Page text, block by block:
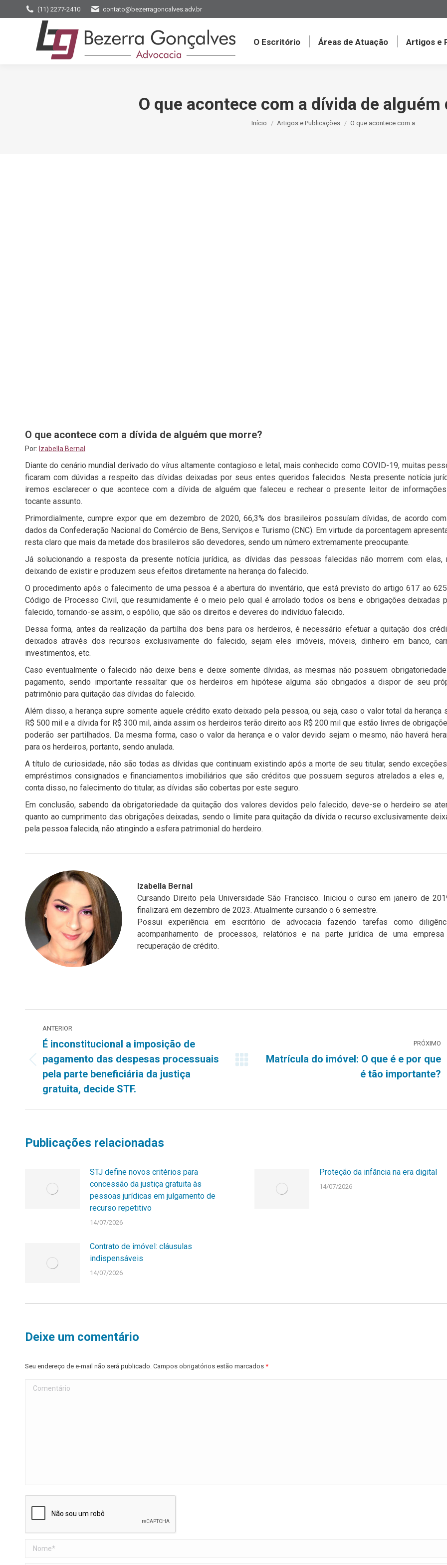
(11) 2277-2410 contato@bezerragoncalves.adv.br
O Escritório Áreas de Atuação Artigos e
O que acontece com a dívida de alguém
Você está aqui:
Início Artigos e Publicações O que acontece com a…
O que acontece com a dívida de alguém que morre?
Por: Izabella Bernal
Diante do cenário mundial derivado do vírus altamente contagioso e letal, mais conhecido como COVID-19, muitas
ficaram com dúvidas a respeito das dívidas deixadas por seus entes queridos falecidos. Nesta presente notícia
iremos esclarecer o que acontece com a dívida de alguém que faleceu e rechear o presente leitor de
tocante assunto.
Primordialmente, cumpre expor que em dezembro de 2020, 66,3% dos brasileiros possuíam dívidas, de acordo
dados da Confederação Nacional do Comércio de Bens, Serviços e Turismo (CNC). Em virtude da porcentagem
resta claro que mais da metade dos brasileiros são devedores, sendo um número extremamente preocupante.
Já solucionando a resposta da presente notícia jurídica, as dívidas das pessoas falecidas não morrem com elas,
deixando de existir e produzem seus efeitos diretamente na herança do falecido.
O procedimento após o falecimento de uma pessoa é a abertura do inventário, que está previsto do artigo 617 ao
Código de Processo Civil, que resumidamente é o meio pelo qual é arrolado todos os bens e obrigações deixadas
falecido, tornando-se assim, o espólio, que são os direitos e deveres do indivíduo falecido.
Dessa forma, antes da realização da partilha dos bens para os herdeiros, é necessário efetuar a quitação dos
deixados através dos recursos exclusivamente do falecido, sejam eles imóveis, móveis, dinheiro em banco,
investimentos, etc.
Caso eventualmente o falecido não deixe bens e deixe somente dívidas, as mesmas não possuem
pagamento, sendo importante ressaltar que os herdeiros em hipótese alguma são obrigados a dispor de seu
patrimônio para quitação das dívidas do falecido.
Além disso, a herança supre somente aquele crédito exato deixado pela pessoa, ou seja, caso o valor total da herança
R$ 500 mil e a dívida for R$ 300 mil, ainda assim os herdeiros terão direito aos R$ 200 mil que estão livres de
poderão ser partilhados. Da mesma forma, caso o valor da herança e o valor devido sejam o mesmo, não haverá
para os herdeiros, portanto, sendo anulada.
A título de curiosidade, não são todas as dívidas que continuam existindo após a morte de seu titular, sendo
empréstimos consignados e financiamentos imobiliários que são créditos que possuem seguros atrelados a eles e,
conta disso, no falecimento do titular, as dívidas são cobertas por este seguro.
Em conclusão, sabendo da obrigatoriedade da quitação dos valores devidos pelo falecido, deve-se o herdeiro se
quanto ao cumprimento das obrigações deixadas, sendo o limite para quitação da dívida o recurso exclusivamente
pela pessoa falecida, não atingindo a esfera patrimonial do herdeiro.
Izabella Bernal
Cursando Direito pela Universidade São Francisco. Iniciou o curso em janeiro de
finalizará em dezembro de 2023. Atualmente cursando o 6 semestre.
Possui experiência em escritório de advocacia fazendo tarefas como
acompanhamento de processos, relatórios e na parte jurídica de uma
recuperação de crédito.
Navegação
de
post:
ANTERIOR
Post
anterior:
É inconstitucional a imposição de
pagamento das despesas processuais
pela parte beneficiária da justiça
gratuita, decide STF.
PRÓXIMO
Próximo
Matrícula do imóvel: O que é e por que
é tão importante?
Publicações relacionadas
STJ define novos critérios para
concessão da justiça gratuita às
pessoas jurídicas em julgamento de
recurso repetitivo
14/07/2026
Proteção da infância na era digital
14/07/2026
Contrato de imóvel: cláusulas
indispensáveis
14/07/2026
Deixe um comentário
Seu endereço de e-mail não será publicado. Campos obrigatórios estão marcados *
Comentário
Nome *